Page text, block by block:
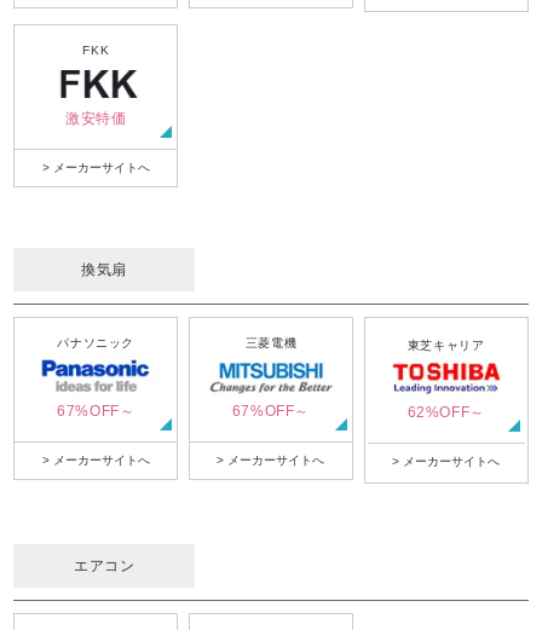
FKK
激安特価
> メーカーサイトへ
換気扇
パナソニック
67%OFF～
> メーカーサイトへ
三菱電機
67%OFF～
> メーカーサイトへ
東芝キャリア
62%OFF～
> メーカーサイトへ
エアコン